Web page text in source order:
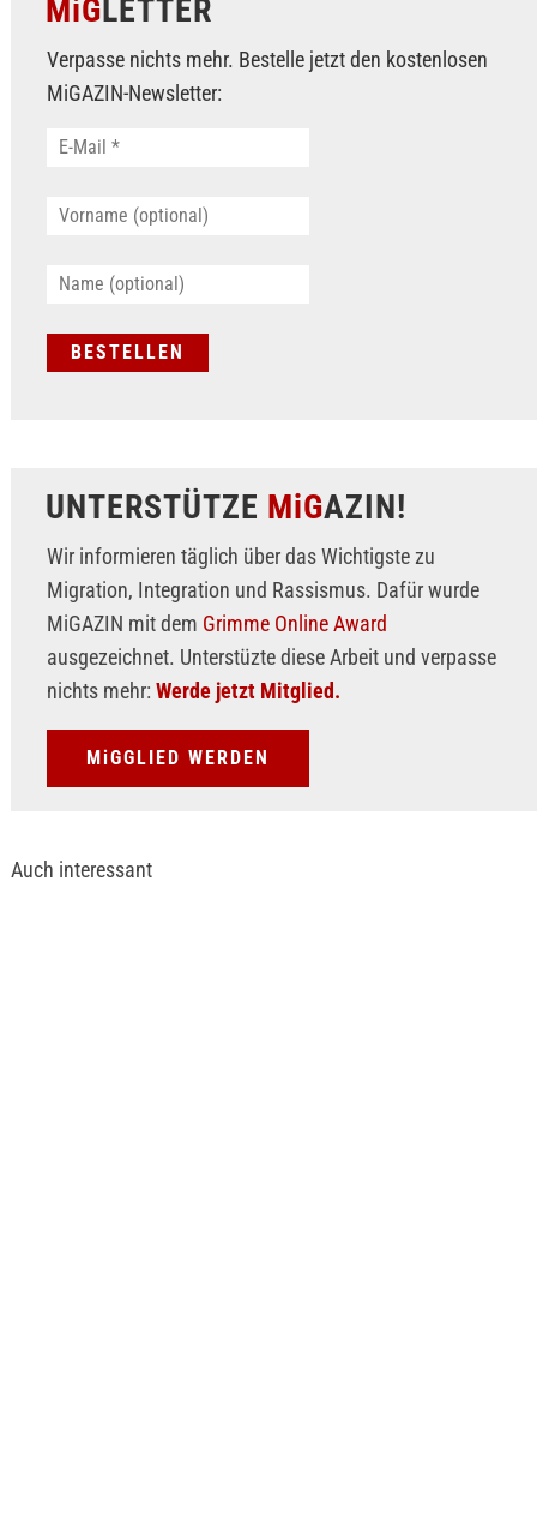
MiGLETTER
Verpasse nichts mehr. Bestelle jetzt den kostenlosen
MiGAZIN-Newsletter:
UNTERSTÜTZE MiGAZIN!
Wir informieren täglich über das Wichtigste zu
Migration, Integration und Rassismus. Dafür wurde
MiGAZIN mit dem Grimme Online Award
ausgezeichnet. Unterstüzte diese Arbeit und verpasse
nichts mehr: Werde jetzt Mitglied.
MiGGLIED WERDEN
Auch interessant